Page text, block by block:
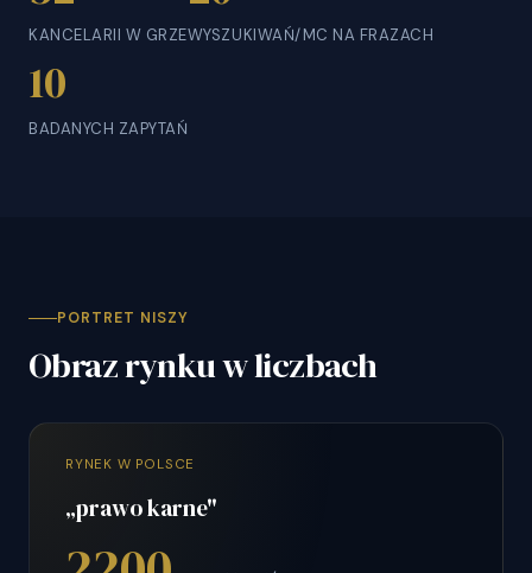
KANCELARII W GRZEWYSZUKIWAŃ/MC NA FRAZACH
10
BADANYCH ZAPYTAŃ
PORTRET NISZY
Obraz rynku w liczbach
RYNEK W POLSCE
„prawo karne"